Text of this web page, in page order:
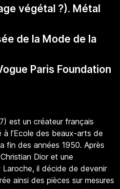
végétal ?). Métal
de la Mode de la
Paris Foundation
est un créateur français
à l’Ecole des beaux-arts de
fin des années 1950. Après
Dior et une
Laroche, il décide de devenir
ainsi des pièces sur mesures